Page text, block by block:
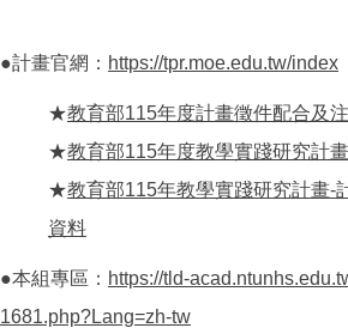
●計畫官網： https://tpr.moe.edu.tw/index
★教育部115年度計畫徵件配合及
★教育部115年度教學實踐研究計
★教育部115年教學實踐研究計畫-
資料
●本組專區： https://tld-
1681.php?Lang=zh-tw